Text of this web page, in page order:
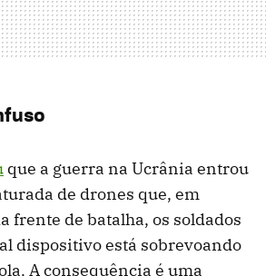
que a guerra na Ucrânia entrou
de drones que, em
frente de batalha, os soldados
dispositivo está sobrevoando
A consequência é uma